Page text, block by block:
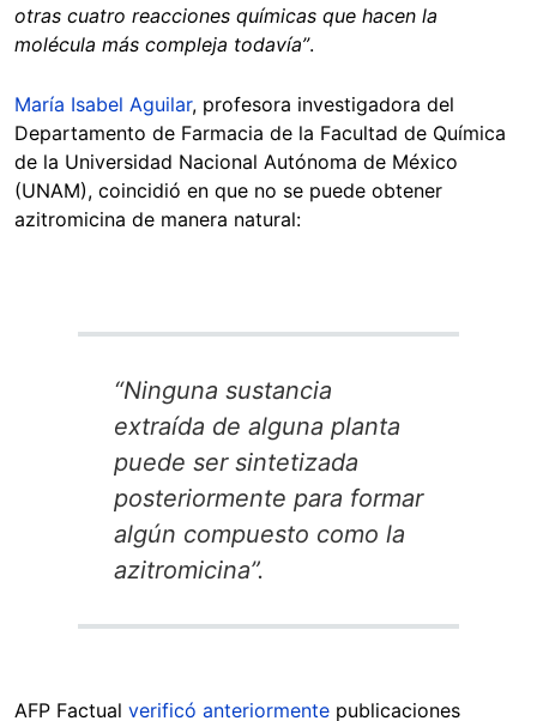
otras cuatro reacciones químicas que hacen la
molécula más compleja todavía”.
María Isabel Aguilar, profesora investigadora del
Departamento de Farmacia de la Facultad de Química
de la Universidad Nacional Autónoma de México
(UNAM), coincidió en que no se puede obtener
azitromicina de manera natural:
“Ninguna sustancia
extraída de alguna planta
puede ser sintetizada
posteriormente para formar
algún compuesto como la
azitromicina”.
AFP Factual verificó anteriormente publicaciones